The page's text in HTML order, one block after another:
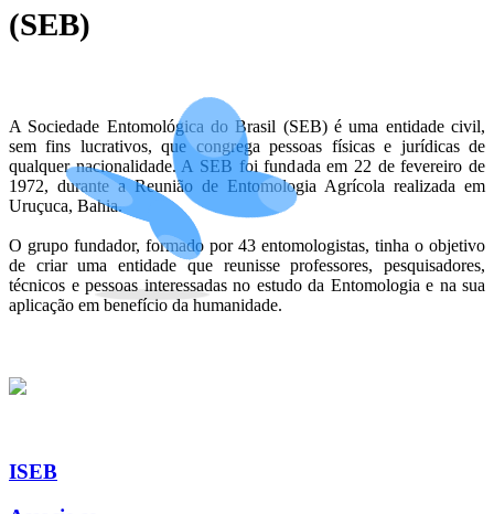
(SEB)
A Sociedade Entomológica do Brasil (SEB) é uma entidade civil,
sem fins lucrativos, que congrega pessoas físicas e jurídicas de
qualquer nacionalidade. A SEB foi fundada em 22 de fevereiro de
1972, durante a Reunião de Entomologia Agrícola realizada em
Uruçuca, Bahia.
O grupo fundador, formado por 43 entomologistas, tinha o objetivo
de criar uma entidade que reunisse professores, pesquisadores,
técnicos e pessoas interessadas no estudo da Entomologia e na sua
aplicação em benefício da humanidade.
ISEB